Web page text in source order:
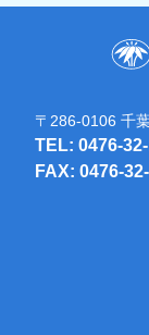
〒286-0106 千
TEL: 0476-
FAX: 0476-